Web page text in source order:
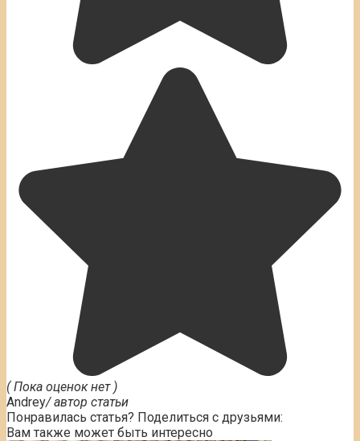
( Пока оценок нет )
Andrey/ автор статьи
Понравилась статья? Поделиться с друзьями:
Вам также может быть интересно